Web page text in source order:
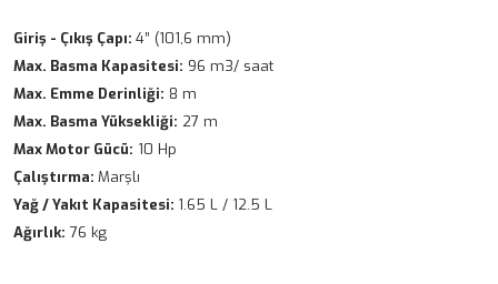
Giriş - Çıkış Çapı: 4” (101,6 mm)
Max. Basma Kapasitesi: 96 m3/ saat
Max. Emme Derinliği: 8 m
Max. Basma Yüksekliği: 27 m
Max Motor Gücü: 10 Hp
Çalıştırma: Marşlı
Yağ / Yakıt Kapasitesi: 1.65 L / 12.5 L
Ağırlık: 76 kg